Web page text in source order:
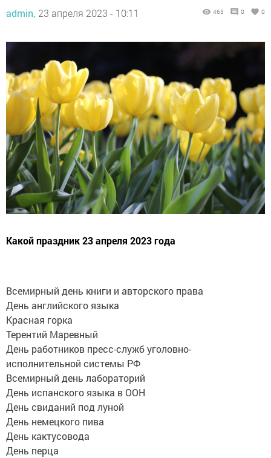
admin, 23 апреля 2023 - 10:11 465 0 0
Какой праздник 23 апреля 2023 года
Всемирный день книги и авторского права
День английского языка
Красная горка
Терентий Маревный
День работников пресс-служб уголовно-
исполнительной системы РФ
Всемирный день лабораторий
День испанского языка в ООН
День свиданий под луной
День немецкого пива
День кактусовода
День перца